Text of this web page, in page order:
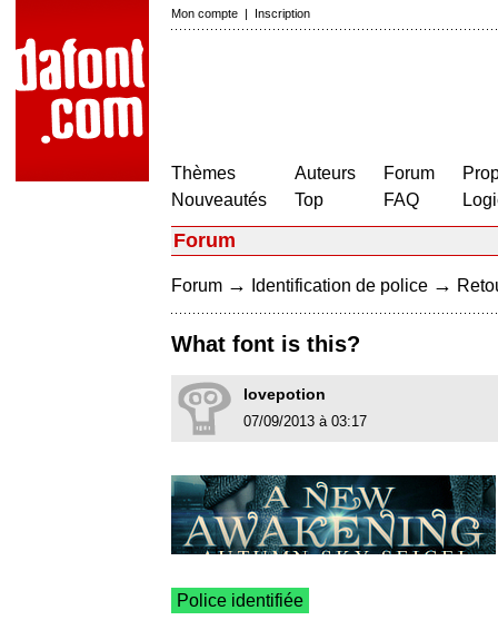
Mon compte | Inscription
Thèmes
Nouveautés
Auteurs
Top
Forum
FAQ
Forum
Forum → Identification de police →
What font is this?
lovepotion
07/09/2013 à 03:17
Police identifiée